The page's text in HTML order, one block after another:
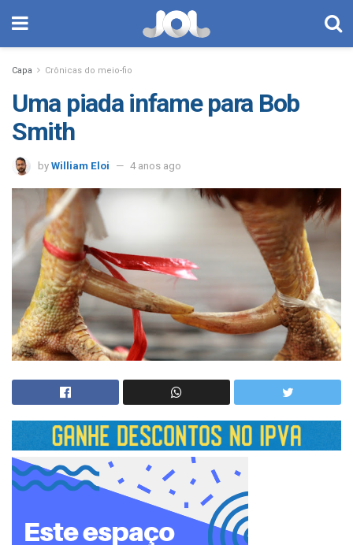
Capa Crônicas do meio-fio
Uma piada infame para Bob
Smith
by William Eloi 4 anos ago